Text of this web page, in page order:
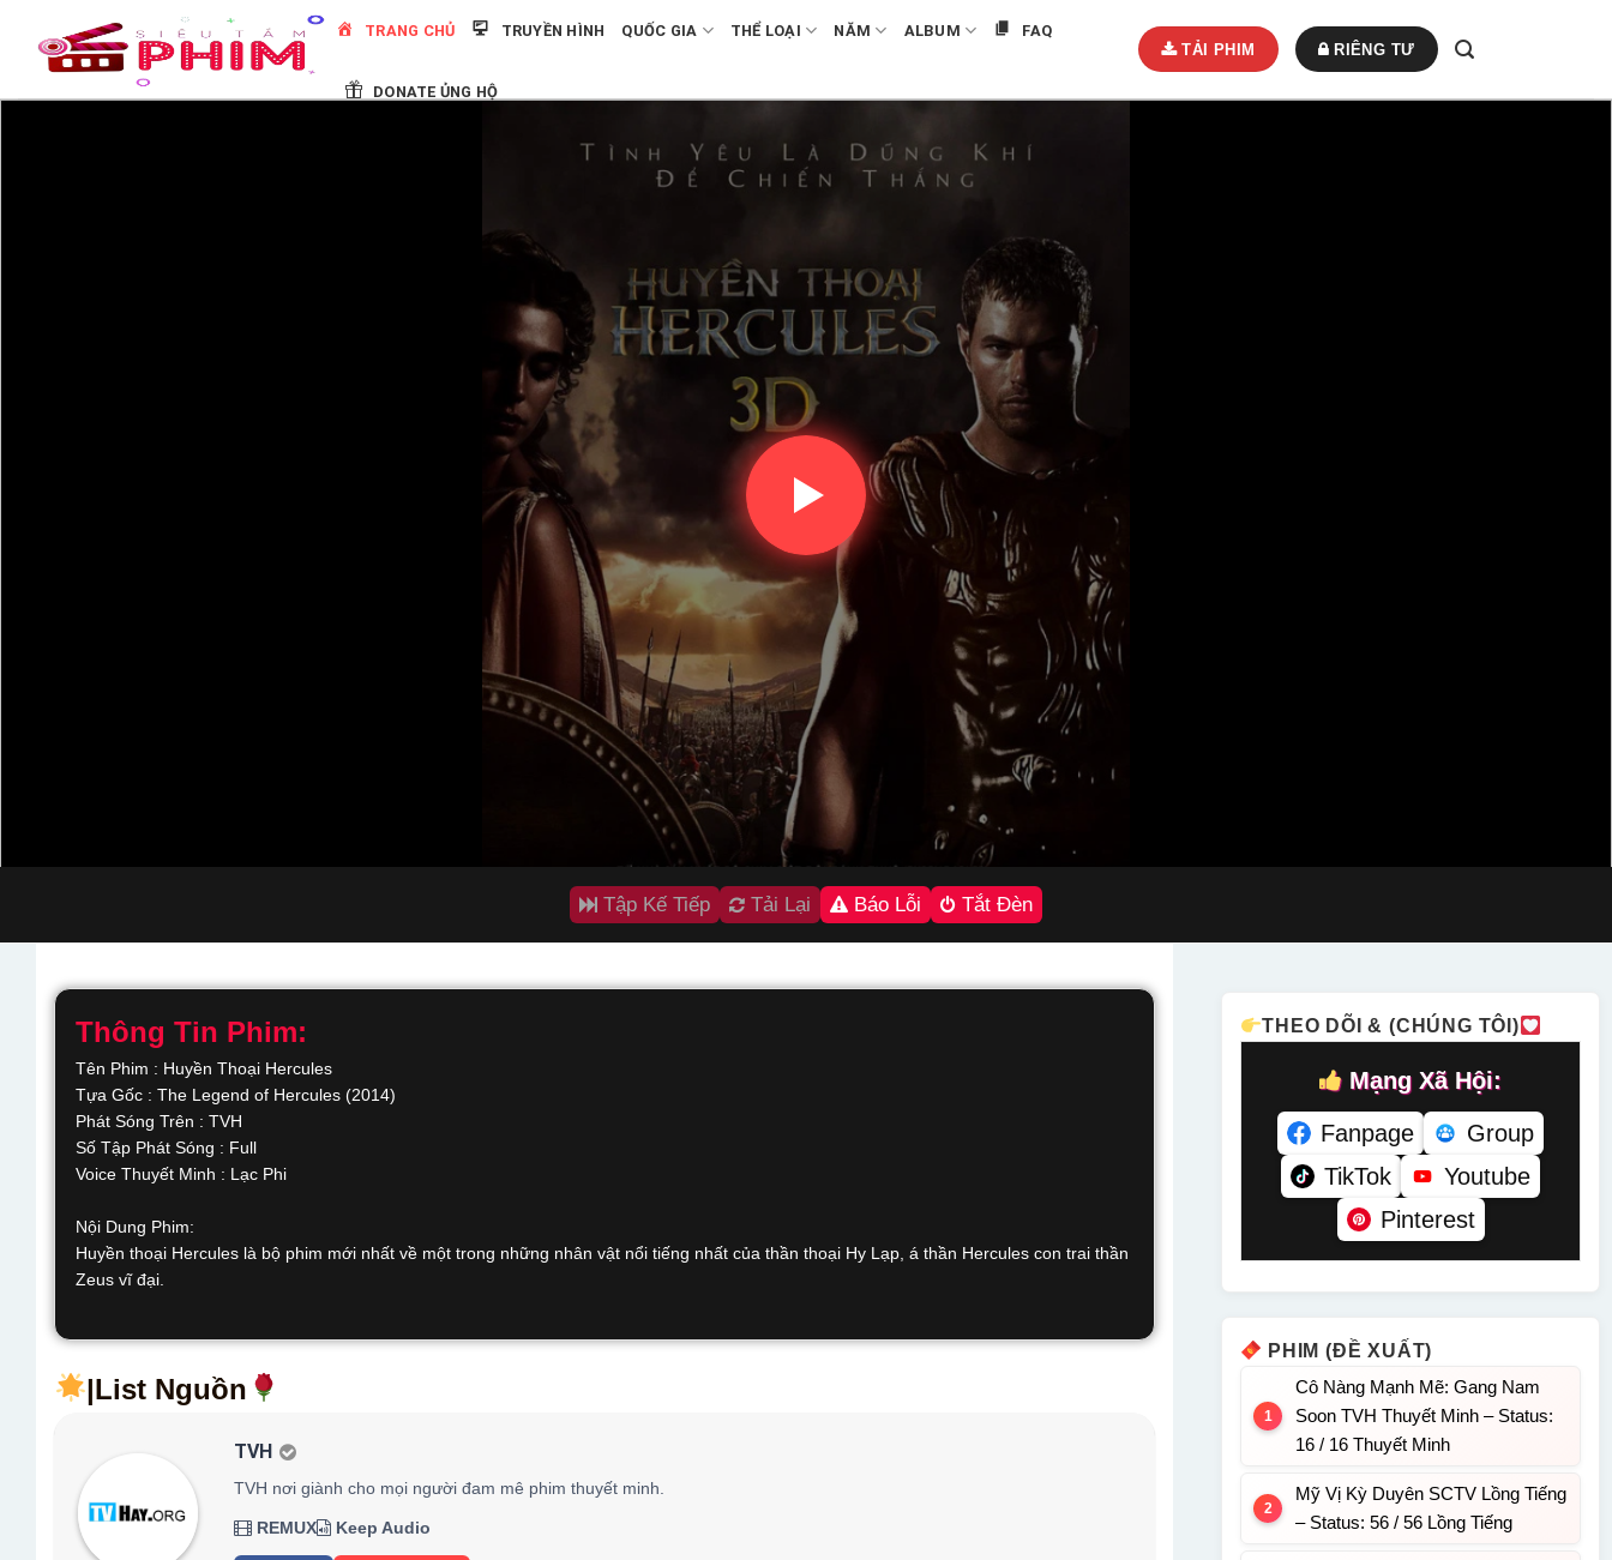
TRANG CHỦ TRUYỀN HÌNH QUỐC GIA THỂ LOẠI NĂM ALBUM FAQ
DONATE ỦNG HỘ
Tập Kế Tiếp Tải Lại Báo Lỗi Tắt Đèn
Thông Tin Phim:
Tên Phim : Huyền Thoại Hercules
Tựa Gốc : The Legend of Hercules (2014)
Phát Sóng Trên : TVH
Số Tập Phát Sóng : Full
Voice Thuyết Minh : Lạc Phi
Nội Dung Phim:
Huyền thoại Hercules là bộ phim mới nhất về một trong những nhân vật nổi tiếng nhất của thần thoại Hy Lạp, á thần Hercules con trai thần
Zeus vĩ đại.
|List Nguồn
TVH
TVH nơi giành cho mọi người đam mê phim thuyết minh.
REMUX Keep Audio
THEO DÕI & (CHÚNG TÔI)
Mạng Xã Hội:
Fanpage
Group
TikTok
Youtube
Pinterest
PHIM (ĐỀ XUẤT)
Cô Nàng Mạnh Mẽ: Gang Nam
Soon TVH Thuyết Minh – Status:
16 / 16 Thuyết Minh
Mỹ Vị Kỳ Duyên SCTV Lồng Tiếng
– Status: 56 / 56 Lồng Tiếng